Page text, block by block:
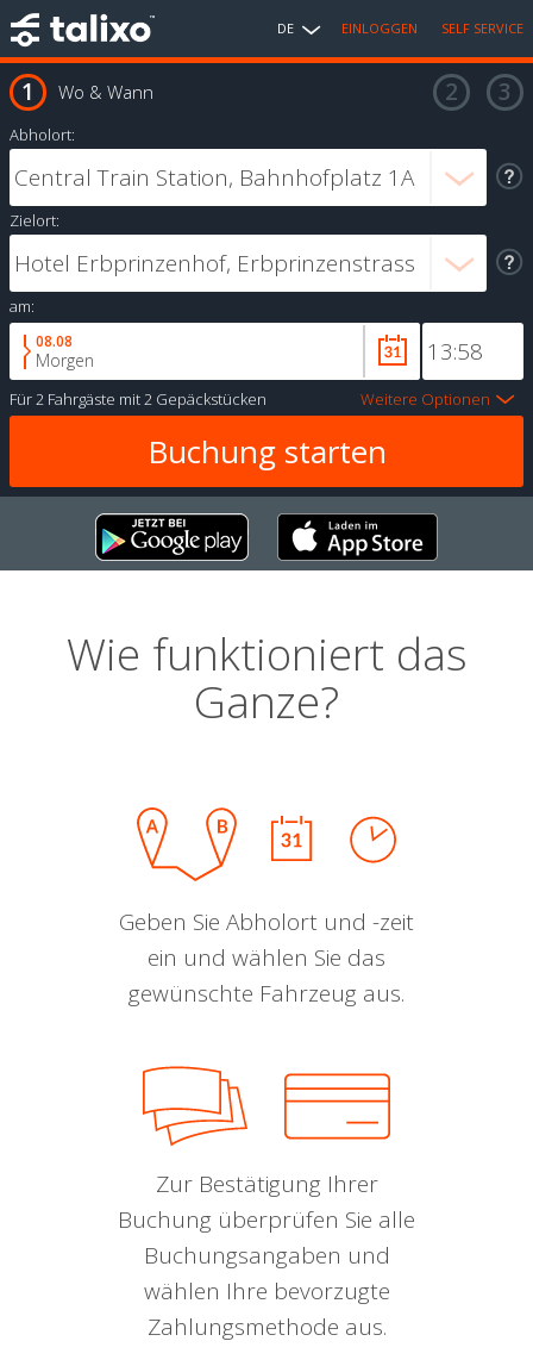
DE EINLOGGEN SELF SERVICE
Wo & Wann
Abholort:
Zielort:
am:
08.08
Morgen
Für2 Fahrgäste mit2 Gepäckstücken Weitere Optionen
Wie funktioniert das
Ganze?
Geben Sie Abholort und -zeit
ein und wählen Sie das
gewünschte Fahrzeug aus.
Zur Bestätigung Ihrer
Buchung überprüfen Sie alle
Buchungsangaben und
wählen Ihre bevorzugte
Zahlungsmethode aus.